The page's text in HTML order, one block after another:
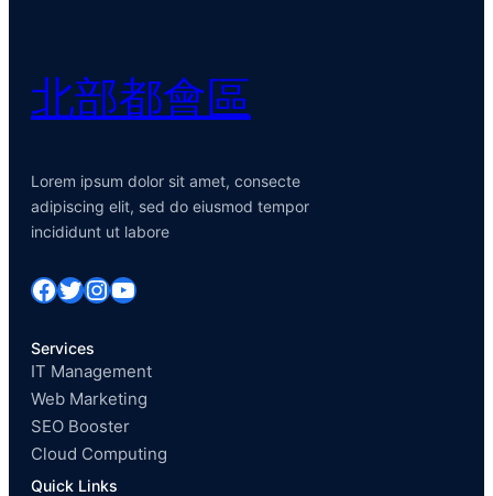
北部都會區
Lorem ipsum dolor sit amet, consecte
adipiscing elit, sed do eiusmod tempor
incididunt ut labore
Facebook Twitter InstagramYouTube
Services
IT Management
Web Marketing
SEO Booster
Cloud Computing
Quick Links